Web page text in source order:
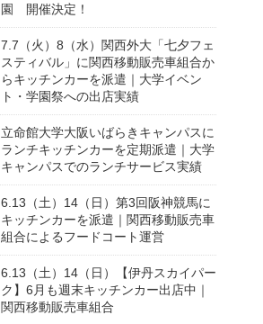
園 開催決定！
7.7（火）8（水）関西外大「七夕フェ
スティバル」に関西移動販売車組合か
らキッチンカーを派遣｜大学イベン
ト・学園祭への出店実績
立命館大学大阪いばらきキャンパスに
ランチキッチンカーを定期派遣｜大学
キャンパスでのランチサービス実績
6.13（土）14（日）第3回阪神競馬に
キッチンカーを派遣｜関西移動販売車
組合によるフードコート運営
6.13（土）14（日）【伊丹スカイパー
ク】6月も週末キッチンカー出店中｜
関西移動販売車組合